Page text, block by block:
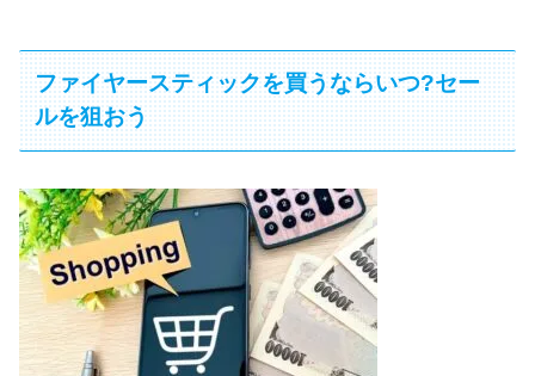
ファイヤースティックを買うならいつ?セー
ルを狙おう